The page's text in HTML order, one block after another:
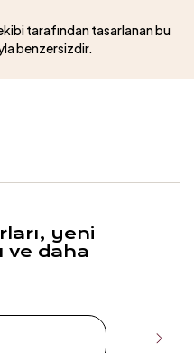
tarafından tasarlanan bu
benzersizdir.
yeni
ve daha